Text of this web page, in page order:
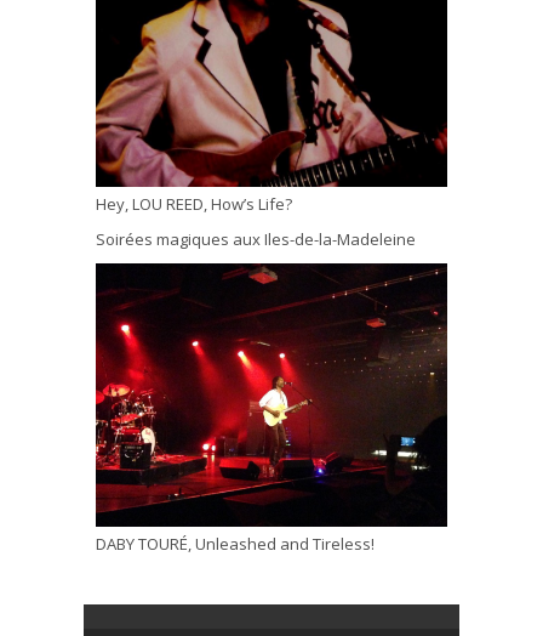
Hey, LOU REED, How’s Life?
Soirées magiques aux Iles-de-la-Madeleine
DABY TOURÉ, Unleashed and Tireless!